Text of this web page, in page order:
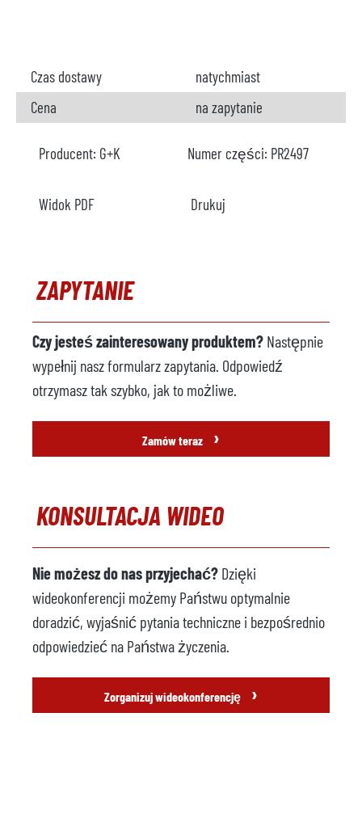
Czas dostawy
natychmiast
Cena
na zapytanie
Producent: G+K Numer części: PR2497
Widok PDF Drukuj
ZAPYTANIE
Czy jesteś zainteresowany produktem? Następnie
wypełnij nasz formularz zapytania. Odpowiedź
otrzymasz tak szybko, jak to możliwe.
Zamów teraz ›
KONSULTACJA WIDEO
Nie możesz do nas przyjechać? Dzięki
wideokonferencji możemy Państwu optymalnie
doradzić, wyjaśnić pytania techniczne i bezpośrednio
odpowiedzieć na Państwa życzenia.
Zorganizuj wideokonferencję ›